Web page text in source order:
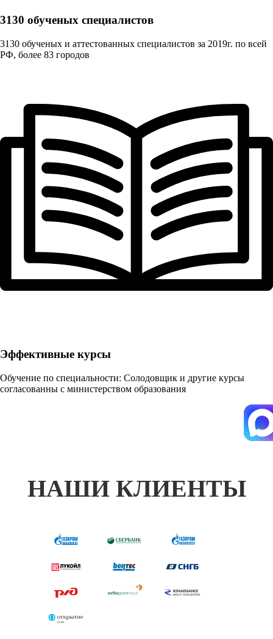
3130 обученых cпециалистов
3130 обученых и аттестованных специалистов за 2019г. по всей
РФ, более 83 городов
Эффективные курсы
Обучение по специальности: Солодовщик и другие курсы
согласованны с министерством образования
НАШИ КЛИЕНТЫ